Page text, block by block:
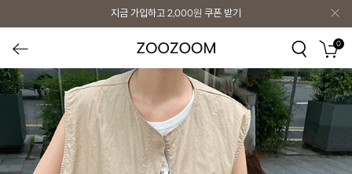
지금 가입하고 2,000원 쿠폰 받기
0